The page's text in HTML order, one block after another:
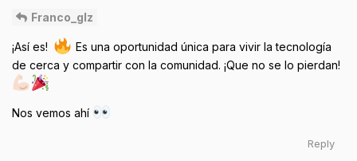
Franco_glz
¡Así es!
Es una oportunidad única para vivir la
tecnología de cerca y compartir con la comunidad. ¡Que no se
lo pierdan!
Nos vemos ahí
Reply